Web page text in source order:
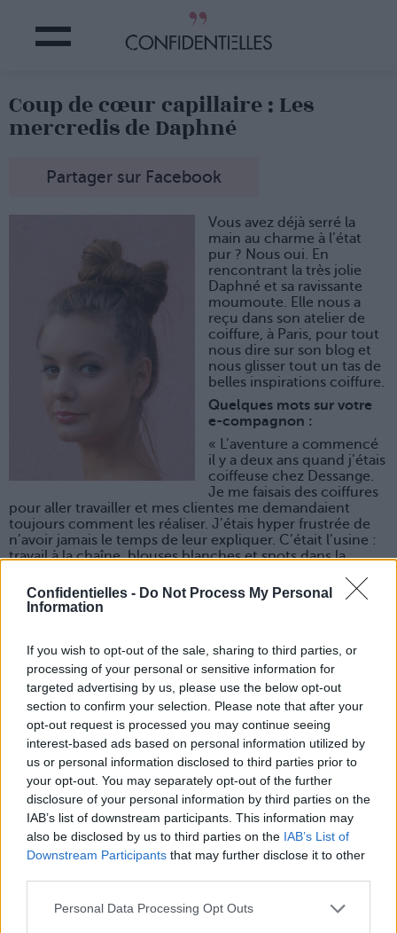
Confidentielles - Do Not Process My Personal
Information
If you wish to opt-out of the sale, sharing to third parties, or
processing of your personal or sensitive information for
targeted advertising by us, please use the below opt-out
section to confirm your selection. Please note that after your
opt-out request is processed you may continue seeing
interest-based ads based on personal information utilized by
us or personal information disclosed to third parties prior to
your opt-out. You may separately opt-out of the further
disclosure of your personal information by third parties on the
IAB’s list of downstream participants. This information may
also be disclosed by us to third parties on the IAB’s List of
Downstream Participants that may further disclose it to other
Personal Data Processing Opt Outs
Coup de cœur capillaire : Les
mercredis de Daphné
Partager sur Facebook
Vous avez déjà serré la
main au charme à l’état
pur ? Nous oui. En
rencontrant la très jolie
Daphné et sa ravissante
moumoute. Elle nous a
reçu dans son atelier de
coiffure, à Paris, pour tout
nous dire sur son blog et
nous glisser tout un tas de
belles inspirations coiffure.
Quelques mots sur votre
e-compagnon :
« L’aventure a commencé
il y a deux ans quand j’étais
coiffeuse chez Dessange.
Je me faisais des coiffures
pour aller travailler et mes clientes me demandaient
toujours comment les réaliser. J’étais hyper frustrée de
n’avoir jamais le temps de leur expliquer. C’était l’usine :
travail à la chaîne, blouses blanches et spots dans la
L’idée est venue de là. Le mercredi, mon jour de repos,
j’ai commencé à poster sur mon blog des explications de
autour de la coiffure. Au début je postais comme ça, à la
légère, sans même connaitre les blogs de référence (cut
by Fred).
Et puis je suis tombée enceinte. Et là, hop, je me suis
jetée à l’eau. J’ai quitté mon job que je n’aimais pas trop
pour vivre mes rêves. J’ai posté de plus en plus et j’ai
commencé à décliner mes propres ateliers de conseils
coiffures, collectifs ou individuels, chez moi ou à
domicile, pour toutes les occasions. Ça a cartonné !
La consécration, ça a été fin 2013, quand j’ai ouvert mon
propre atelier de coiffure. Mon rêve depuis que je suis
haute comme ça ! »
Son truc en plus :
« A mon avis, c’est la qualité des vidéos. Au début je
Tube. Mais mon mari, qui a une boite de prod, a pris les